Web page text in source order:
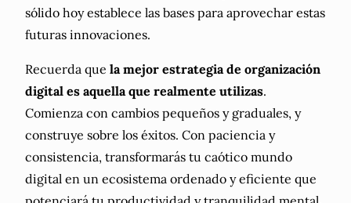
sólido hoy establece las bases para aprovechar estas
futuras innovaciones.
Recuerda que la mejor estrategia de organización
digital es aquella que realmente utilizas.
Comienza con cambios pequeños y graduales, y
construye sobre los éxitos. Con paciencia y
consistencia, transformarás tu caótico mundo
digital en un ecosistema ordenado y eficiente que